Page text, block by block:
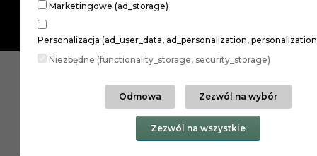
Marketingowe (ad_storage)
Personalizacja (ad_user_data, ad_personalization,
Niezbędne (functionality_storage, security_storage)
Odmowa Zezwól na wybór
Zezwól na wszystkie